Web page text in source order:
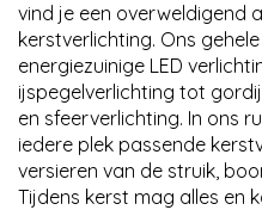
vind je een overweldigend
kerstverlichting. Ons
energiezuinige LED
ijspegelverlichting tot
en sfeerverlichting. In ons
iedere plek passende
versieren van de struik,
Tijdens kerst mag alles en